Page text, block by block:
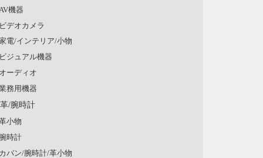
機器
デオカメラ
電/インテリア/小物
ジュアル機器
ーディオ
務用機器
/腕時計
小物
時計
バン/腕時計/革小物